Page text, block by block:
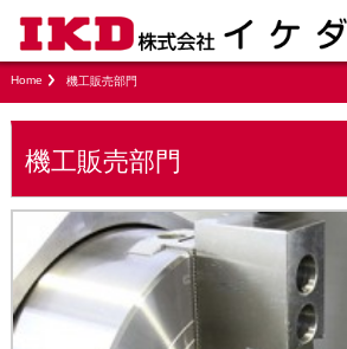
Home 機工販売部門
機工販売部門